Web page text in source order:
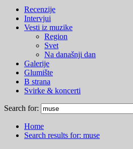
Recenzije
Intervjui
Vesti iz muzike
Region
Svet
Na današnji dan
Galerije
Glumište
B strana
Svirke & koncerti
Search for:
Home
Search results for: muse